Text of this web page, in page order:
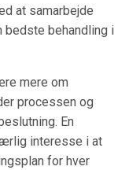
at samarbejde
behandling i
mere om
processen og
En
interesse i at
for hver